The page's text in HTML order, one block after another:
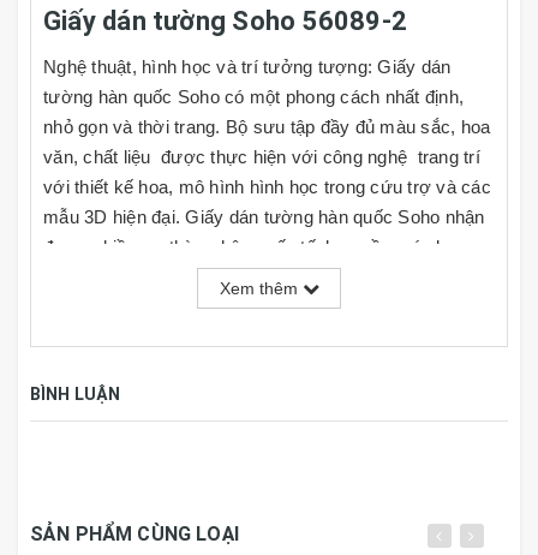
Giấy dán tường Soho 56089-2
Nghệ thuật, hình học và trí tưởng tượng: Giấy dán
tường hàn quốc Soho có một phong cách nhất định,
nhỏ gọn và thời trang. Bộ sưu tập đầy đủ màu sắc, hoa
văn, chất liệu được thực hiện với công nghệ trang trí
với thiết kế hoa, mô hình hình học trong cứu trợ và các
mẫu 3D hiện đại. Giấy dán tường hàn quốc Soho nhận
được nhiều sự thừa nhận quốc tế, bao gồm các lựa
cạnh tranh trong giải thưởng Compasso D'Oro 2010
biệt thự, khách sạn....
Xem thêm
BÌNH LUẬN
SẢN PHẨM CÙNG LOẠI